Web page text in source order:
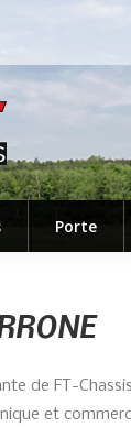
Porte
de FT-
et